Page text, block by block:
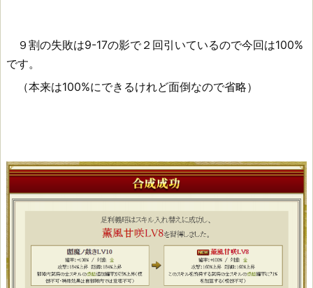
９割の失敗は9-17の影で２回引いているので今回は100%
です。
（本来は100%にできるけれど面倒なので省略）